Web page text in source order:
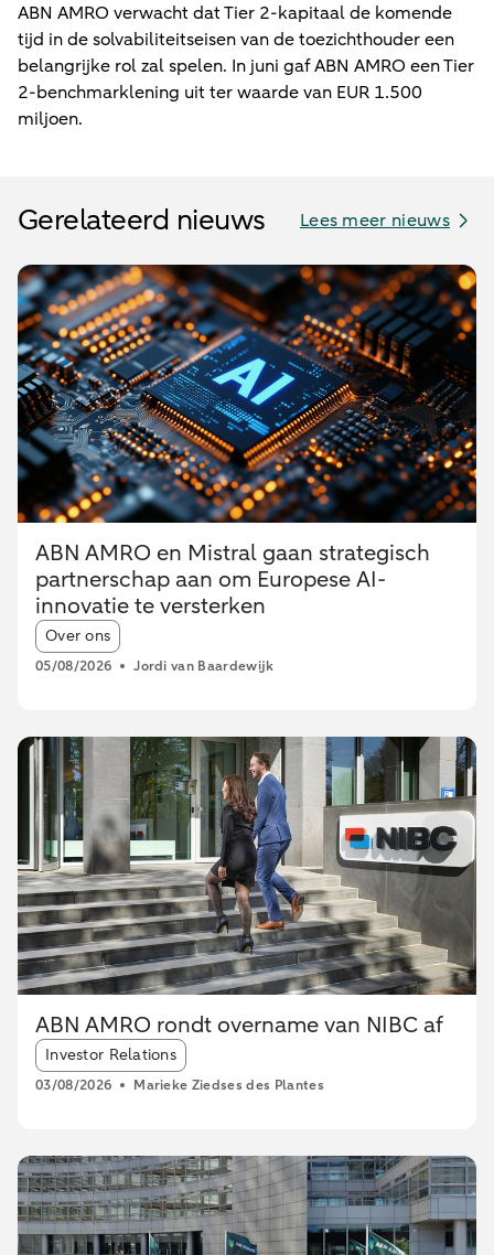
ABN AMRO verwacht dat Tier 2-kapitaal de komende
tijd in de solvabiliteitseisen van de toezichthouder een
belangrijke rol zal spelen. In juni gaf ABN AMRO een Tier
2-benchmarklening uit ter waarde van EUR 1.500
miljoen.
Gerelateerd nieuws Lees meer nieuws
ABN AMRO en Mistral gaan strategisch
partnerschap aan om Europese AI-
innovatie te versterken
Article tags:
Over ons
05/08/2026 Jordi van Baardewijk
ABN AMRO rondt overname van NIBC af
Article tags:
Investor Relations
03/08/2026 Marieke Ziedses des Plantes